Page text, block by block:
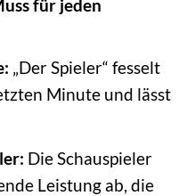
für jeden
„Der Spieler“ fesselt
Minute und lässt
Die Schauspieler
Leistung ab, die